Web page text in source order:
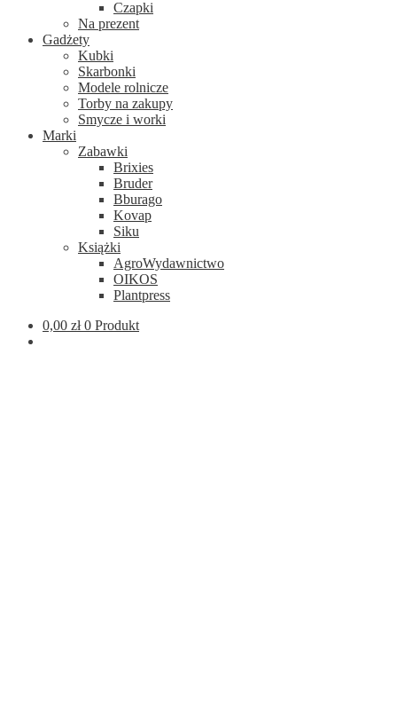
Czapki
Na prezent
Gadżety
Kubki
Skarbonki
Modele rolnicze
Torby na zakupy
Smycze i worki
Marki
Zabawki
Brixies
Bruder
Bburago
Kovap
Siku
Książki
AgroWydawnictwo
OIKOS
Plantpress
0,00 zł 0 Produkt